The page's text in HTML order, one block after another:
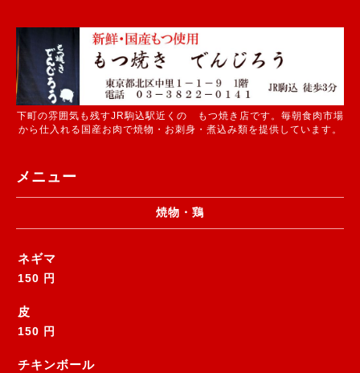
下町の雰囲気も残すJR駒込駅近くの もつ焼き店です。毎朝食肉市場
から仕入れる国産お肉で焼物・お刺身・煮込み類を提供しています。
メニュー
焼物・鶏
ネギマ
150 円
皮
150 円
チキンボール